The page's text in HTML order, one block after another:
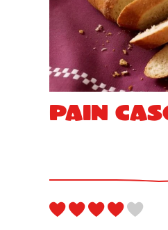
Pain